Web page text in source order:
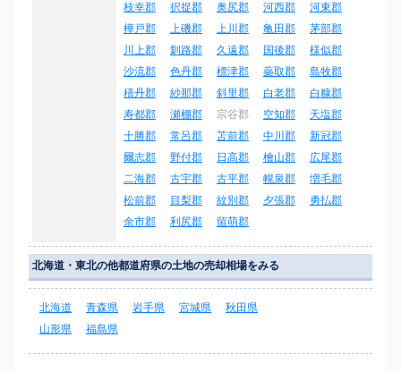
枝幸郡
択捉郡 奥尻郡 河西郡
河東郡
樺戸郡
上磯郡 上川郡 亀田郡
茅部郡
川上郡
釧路郡 久遠郡 国後郡
様似郡
沙流郡
色丹郡 標津郡 蘂取郡
島牧郡
積丹郡
紗那郡 斜里郡 白老郡
白糠郡
寿都郡
瀬棚郡 宗谷郡 空知郡
天塩郡
十勝郡
常呂郡 苫前郡 中川郡
新冠郡
爾志郡
野付郡 日高郡 檜山郡
広尾郡
二海郡
古宇郡 古平郡 幌泉郡
増毛郡
松前郡
目梨郡 紋別郡 夕張郡
勇払郡
余市郡
利尻郡 留萌郡
北海道・東北の他都道府県の土地の売却相場をみる
北海道 青森県 岩手県 宮城県
秋田県
山形県
福島県